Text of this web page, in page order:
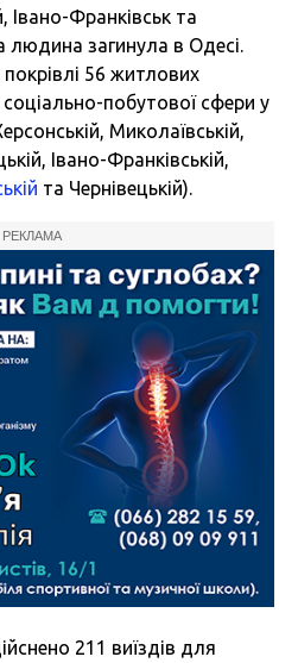
Івано-Франківськ та
загинула в Одесі.
56 житлових
соціально-побутової сфери у
Миколаївській,
Івано-Франківській,
та Чернівецькій).
РЕКЛАМА
211 виїздів для